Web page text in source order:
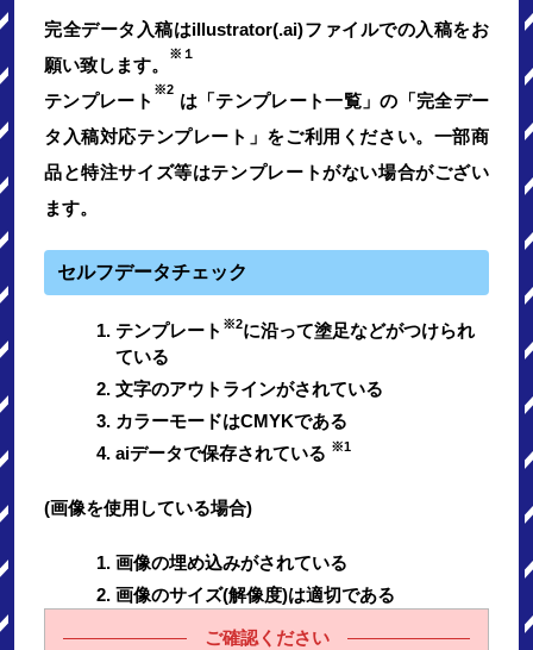
完全データ入稿はillustrator(.ai)ファイルでの入稿をお
願い致します。
※１
テンプレート
※2
は「テンプレート一覧」の「完全デー
タ入稿対応テンプレート」をご利用ください。一部商
品と特注サイズ等はテンプレートがない場合がござい
ます。
セルフデータチェック
テンプレート ※2に沿って塗足などがつけられ
ている
文字のアウトラインがされている
カラーモードはCMYKである
aiデータで保存されている ※1
(画像を使用している場合)
画像の埋め込みがされている
画像のサイズ(解像度)は適切である
ご確認ください